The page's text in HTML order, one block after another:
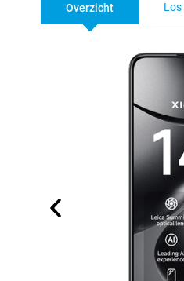
Overzicht Los